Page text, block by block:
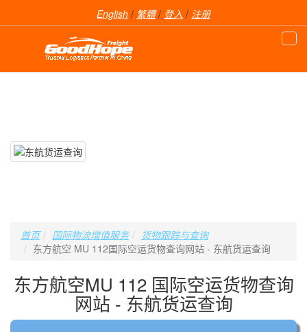
English / 繁體/ 登入 / 注册
首页 国际物流增值服务
货物跟踪与查询
东方航空 MU 112国际空运货物查询网站 - 东航货运查询
东方航空MU 112 国际空运货物查询
网站 - 东航货运查询